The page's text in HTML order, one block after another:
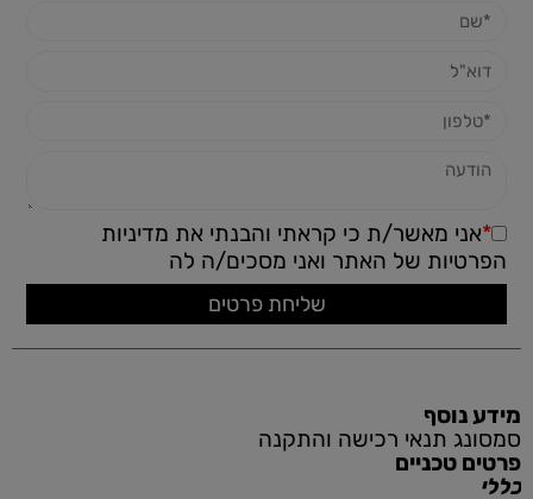
*אני מאשר/ת כי קראתי והבנתי את מדיניות
הפרטיות של האתר ואני מסכים/ה לה
מידע נוסף
סמסונג תנאי רכישה והתקנה
פרטים טכניים
כללי